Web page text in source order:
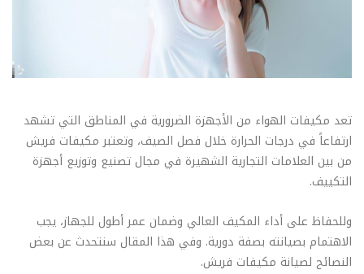
تعد مكيفات الهواء من الأجهزة الضرورية في المناطق التي تشهد
ارتفاعاً في درجات الحرارة خلال فصل الصيف، وتعتبر مكيفات فريش
من بين العلامات التجارية الشهيرة في مجال تصنيع وتوزيع أجهزة
التكييف.
وللحفاظ على أداء المكيف العالي وضمان عمر أطول للجهاز، يجب
الاهتمام بصيانته بصفة دورية. وفي هذا المقال سنتحدث عن بعض
النصائح لصيانة مكيفات فريش.